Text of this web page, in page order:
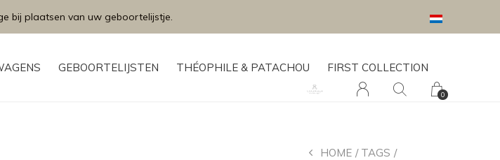
GEBOORTELIJSTEN THÉOPHILE & PATACHOU FIRST COLLECTION
0
bij plaatsen van uw geboortelijstje.
HOME TAGS